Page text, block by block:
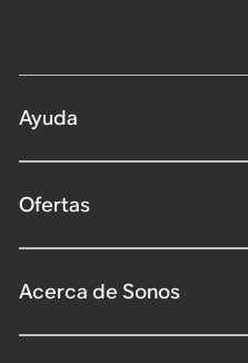
Ayuda
Ofertas
Acerca de Sonos